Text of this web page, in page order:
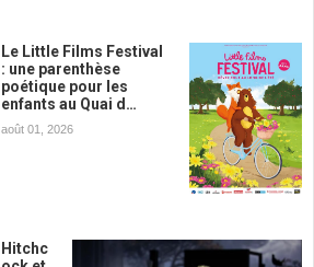
Le Little Films Festival
: une parenthèse
poétique pour les
enfants au Quai d…
août 01, 2026
Hitchc